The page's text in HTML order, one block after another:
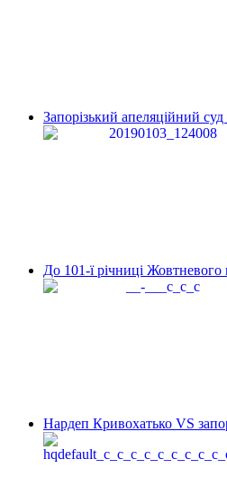
Запорізький апеляційний
До 101-ї річниці
Нардеп Кривохатько VS